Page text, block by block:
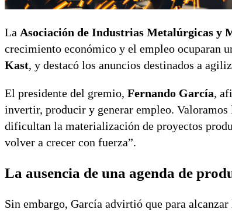
La Asociación de Industrias Metalúrgicas y
crecimiento económico y el empleo ocuparan
Kast, y destacó los anuncios destinados a
El presidente del gremio, Fernando García,
invertir, producir y generar empleo.
dificultan la materialización de proyectos
volver a crecer con fuerza”.
La ausencia de una agenda de
Sin embargo, García advirtió que para